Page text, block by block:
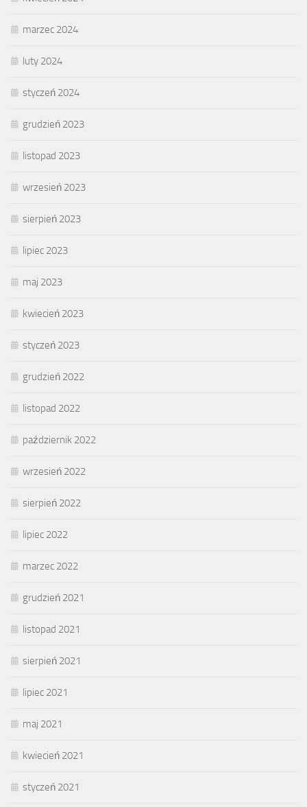
marzec 2024
luty 2024
styczeń 2024
grudzień 2023
listopad 2023
wrzesień 2023
sierpień 2023
lipiec 2023
maj 2023
kwiecień 2023
styczeń 2023
grudzień 2022
listopad 2022
październik 2022
wrzesień 2022
sierpień 2022
lipiec 2022
marzec 2022
grudzień 2021
listopad 2021
sierpień 2021
lipiec 2021
maj 2021
kwiecień 2021
styczeń 2021